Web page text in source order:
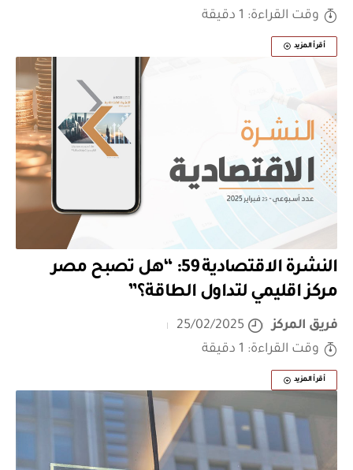
وقت القراءة: 1 دقيقة
أقرأ المزيد
النشرة الاقتصادية 59: “هل تصبح مصر
مركز اقليمي لتداول الطاقة؟”
فريق المركز
25/02/2025
وقت القراءة: 1 دقيقة
أقرأ المزيد